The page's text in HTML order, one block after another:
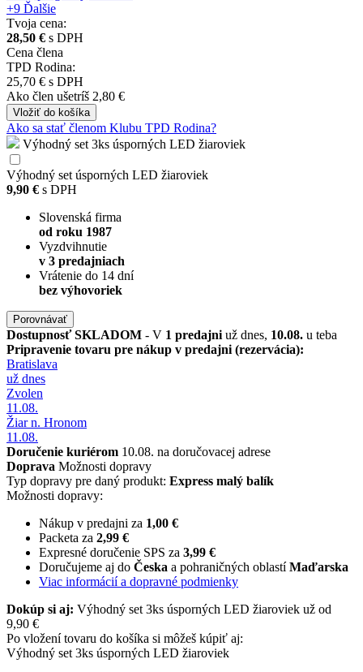
+9 Ďalšie
Tvoja cena:
28,50 € s DPH
Cena člena
TPD Rodina:
25,70 € s DPH
Ako člen ušetríš 2,80 €
Vložiť do košíka
Ako sa stať členom Klubu TPD Rodina?
Výhodný set 3ks úsporných LED žiaroviek
Výhodný set úsporných LED žiaroviek
9,90 € s DPH
Slovenská firma
od roku 1987
Vyzdvihnutie
v 3 predajniach
Vrátenie do 14 dní
bez výhovoriek
Porovnávať
DostupnosťSKLADOM - V 1 predajni už dnes, 10.08. u teba
Pripravenie tovaru pre nákup v predajni (rezervácia):
Bratislava
už dnes
Zvolen
11.08.
Žiar n. Hronom
11.08.
Doručenie kuriérom 10.08. na doručovacej adrese
Doprava Možnosti dopravy
Typ dopravy pre daný produkt: Express malý balík
Možnosti dopravy:
Nákup v predajni za 1,00 €
Packeta za 2,99 €
Expresné doručenie SPS za 3,99 €
Doručujeme aj do Česka a pohraničných oblastíMaďarska
Viac informácií a dopravné podmienky
Dokúp si aj: Výhodný set 3ks úsporných LED žiaroviek už od
9,90 €
Po vložení tovaru do košíka si môžeš kúpiť aj:
Výhodný set 3ks úsporných LED žiaroviek